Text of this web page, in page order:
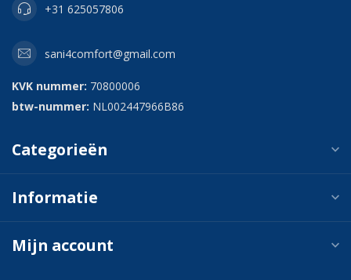
+31 625057806
sani4comfort@gmail.com
KVK nummer: 70800006
btw-nummer: NL002447966B86
Categorieën
Informatie
Mijn account